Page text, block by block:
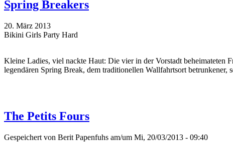
Spring Breakers
20. März 2013
Bikini Girls Party Hard
Kleine Ladies, viel nackte Haut: Die vier in der Vorstadt beheimateten
legendären Spring Break, dem traditionellen Wallfahrtsort betrunkener,
The Petits Fours
Gespeichert von Berit Papenfuhs am/um Mi, 20/03/2013 - 09:40